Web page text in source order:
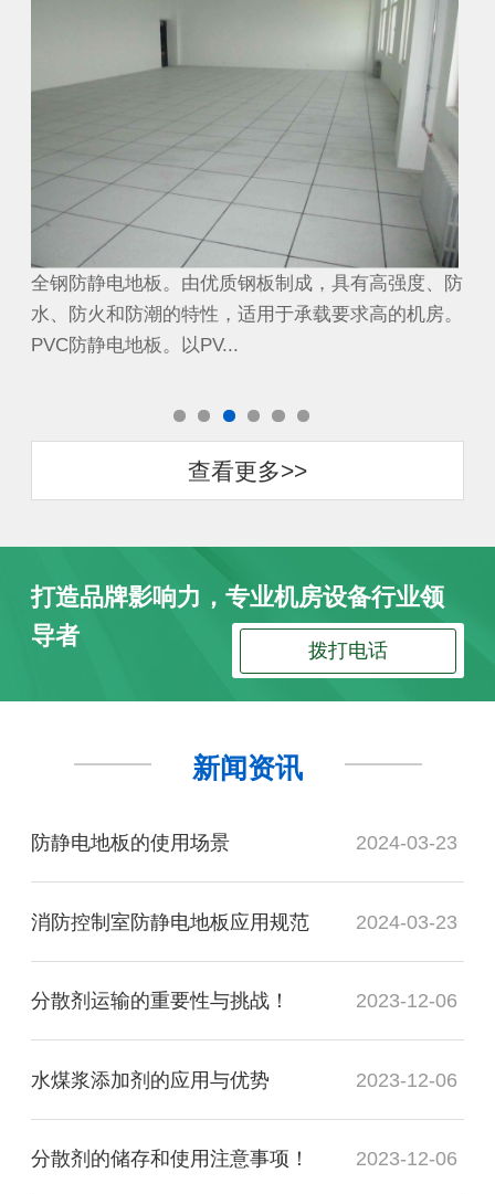
全钢防静电地板。由优质钢板制成，具有高强度、防
水、防火和防潮的特性，适用于承载要求高的机房。
PVC防静电地板。以PV...
查看更多>>
打造品牌影响力，专业机房设备行业领
导者
拨打电话
新闻资讯
防静电地板的使用场景 2024-03-23
消防控制室防静电地板应用规范 2024-03-23
分散剂运输的重要性与挑战！ 2023-12-06
水煤浆添加剂的应用与优势 2023-12-06
分散剂的储存和使用注意事项！ 2023-12-06